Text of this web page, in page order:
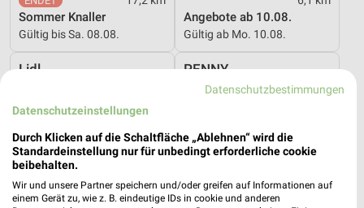
Sommer Knaller
Gültig bis Sa. 08.08.
Angebote ab 10.08.
Gültig ab Mo. 10.08.
Lidl PENNY
Datenschutzbestimmungen
Datenschutzeinstellungen
Durch Klicken auf die Schaltfläche „Ablehnen“ wird die
Standardeinstellung nur für unbedingt erforderliche cookie
beibehalten.
Wir und unsere Partner speichern und/oder greifen auf Informationen auf
einem Gerät zu, wie z. B. eindeutige IDs in cookie und anderen